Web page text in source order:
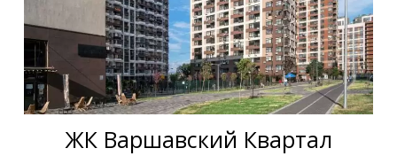
ЖК Варшавский Квартал